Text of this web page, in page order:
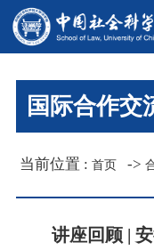
国际合作交
当前位置 :首页 ->
讲座回顾 |